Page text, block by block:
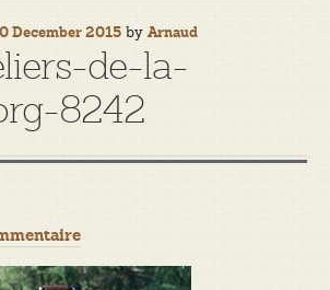
December 2015by Arnaud
de-la-
8242